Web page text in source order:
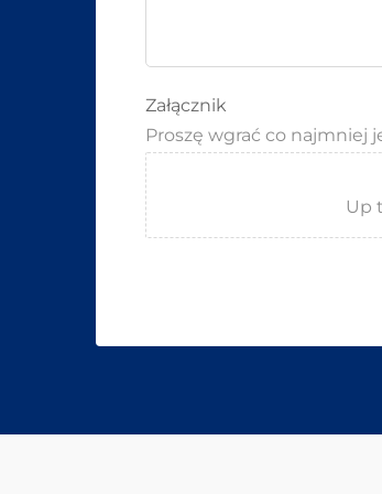
Załącznik
Proszę wgrać co najmniej
Up